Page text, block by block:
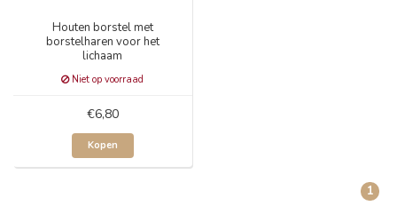
Houten borstel met
borstelharen voor het
lichaam
Niet op voorraad
€6,80
Kopen
1